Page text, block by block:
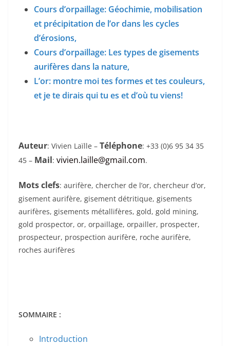
Cours d’orpaillage: Géochimie, mobilisation
et précipitation de l’or dans les cycles
d’érosions,
Cours d’orpaillage: Les types de gisements
aurifères dans la nature,
L’or: montre moi tes formes et tes couleurs,
et je te dirais qui tu es et d’où tu viens!
Auteur: Vivien Laïlle – Téléphone: +33 (0)6 95 34 35
45 – Mail: vivien.laille@gmail.com.
Mots clefs: aurifère, chercher de l’or, chercheur d’or,
gisement aurifère, gisement détritique, gisements
aurifères, gisements métallifères, gold, gold mining,
gold prospector, or, orpaillage, orpailler, prospecter,
prospecteur, prospection aurifère, roche aurifère,
roches aurifères
SOMMAIRE :
Introduction